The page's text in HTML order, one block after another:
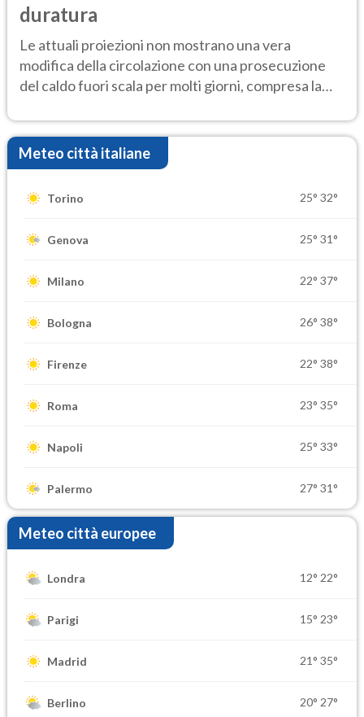
duratura
Le attuali proiezioni non mostrano una vera
modifica della circolazione con una prosecuzione
del caldo fuori scala per molti giorni, compresa la
Meteo città italiane
Torino 25° 32°
Genova 25° 31°
Milano 22° 37°
Bologna 26° 38°
Firenze 22° 38°
Roma 23° 35°
Napoli 25° 33°
Palermo 27° 31°
Meteo città europee
Londra 12° 22°
Parigi 15° 23°
Madrid 21° 35°
Berlino 20° 27°